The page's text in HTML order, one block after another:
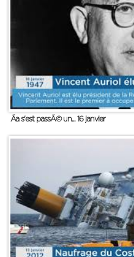
Ãa s'est passÃ© un... 16 janvier